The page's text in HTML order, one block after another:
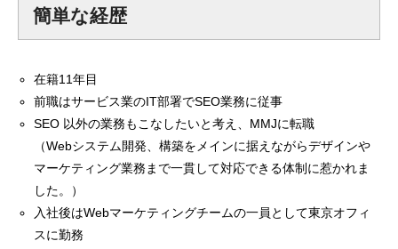
お問合せ 個人情報取扱い方針 サイトマップ
簡単な経歴
在籍11年目
前職はサービス業のIT部署でSEO業務に従事
SEO 以外の業務もこなしたいと考え、MMJに転職
（Webシステム開発、構築をメインに据えながらデザインや
マーケティング業務まで一貫して対応できる体制に惹かれま
した。）
入社後はWebマーケティングチームの一員として東京オフィ
スに勤務